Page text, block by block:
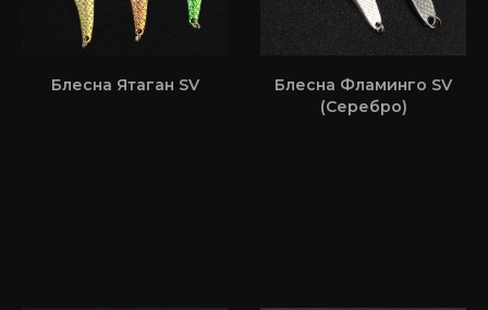
Блесна Ятаган SV
Блесна Фламинго SV
(Серебро)